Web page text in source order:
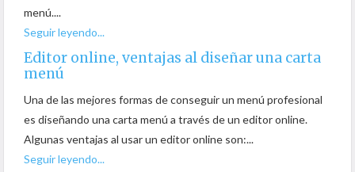
menú....
Seguir leyendo...
Editor online, ventajas al diseñar una carta
menú
Una de las mejores formas de conseguir un menú profesional
es diseñando una carta menú a través de un editor online.
Algunas ventajas al usar un editor online son:...
Seguir leyendo...